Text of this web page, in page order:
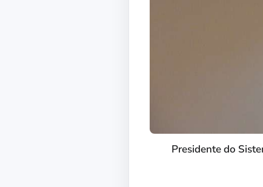
Presidente do